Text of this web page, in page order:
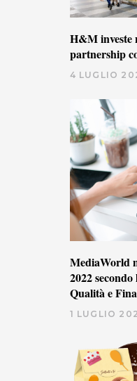
H&M investe
partnership
4 LUGLIO
MediaWorld
2022
Qualità e
1 LUGLIO